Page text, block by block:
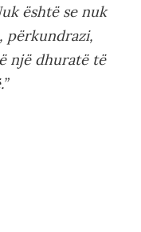
është se nuk
një dhuratë të